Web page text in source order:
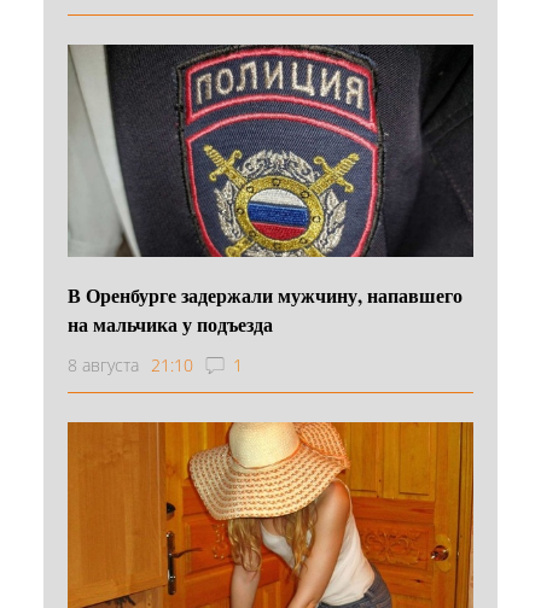
В Оренбурге задержали мужчину, напавшего
на мальчика у подъезда
8 августа 21:10 1